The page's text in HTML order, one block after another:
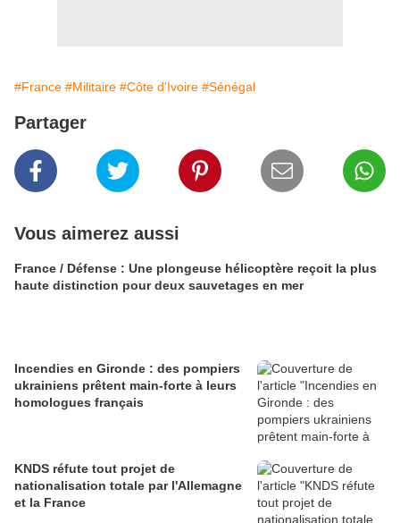
#France #Militaire #Côte d'Ivoire #Sénégal
Partager
Vous aimerez aussi
France / Défense : Une plongeuse hélicoptère reçoit la plus
haute distinction pour deux sauvetages en mer
Incendies en Gironde : des pompiers
ukrainiens prêtent main-forte à leurs
homologues français
KNDS réfute tout projet de
nationalisation totale par l'Allemagne
et la France